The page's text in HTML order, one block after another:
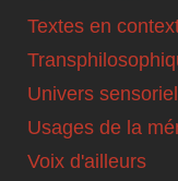
Textes en
Univers
Usages de la
Voix d'ailleurs